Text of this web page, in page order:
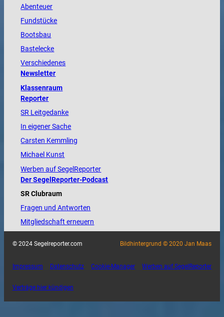
Abenteuer
Fundstücke
Bootsbau
Bastelecke
Verschiedenes
Newsletter
Klassenraum
Reporter
SR Leitgedanke
In eigener Sache
Carsten Kemmling
Michael Kunst
Werben auf SegelReporter
Der SegelReporter-Podcast
SR Clubraum
Fragen und Antworten
Mitgliedschaft erneuern
© 2024 Segelreporter.com Bildhintergrund © 2020 Jan Maas
Impressum Datenschutz Cookie-Manager Werben auf SegelReporter
Verträge hier kündigen